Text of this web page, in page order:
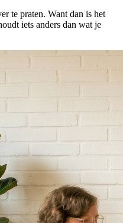
te praten. Want dan is het
iets anders dan wat je